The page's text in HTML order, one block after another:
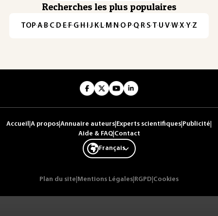
Recherches les plus populaires
TOP·A·B·C· D· E· F·G· H · ·J· K· L· M · N ·O· P·Q· R·S·T·U·V·W·X·Y·Z
Accueil A propos Annuaire auteurs Experts scientifiques Publicité
Aide & FAQ| Contact
Français
Plan du site Mentions Légales RGPD Cookies